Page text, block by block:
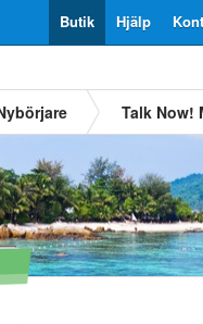
Hjälp
Butik
Talk Now!